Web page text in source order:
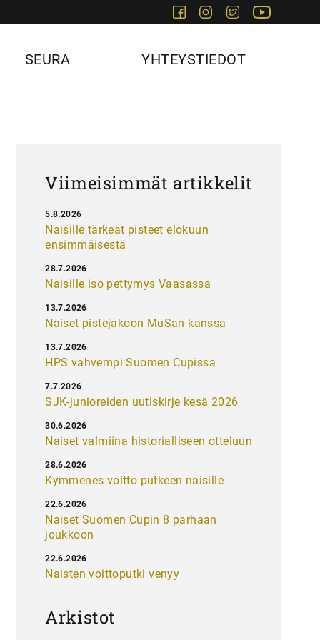
FacebookInstagram
Twitter
SEURA YHTEYSTIEDOT
Viimeisimmät artikkelit
Naisille tärkeät pisteet elokuun
ensimmäisestä
5.8.2026
Naisille iso pettymys Vaasassa
28.7.2026
Naiset pistejakoon MuSan kanssa
13.7.2026
HPS vahvempi Suomen Cupissa
13.7.2026
SJK-junioreiden uutiskirje kesä 2026
7.7.2026
Naiset valmiina historialliseen otteluun
30.6.2026
Kymmenes voitto putkeen naisille
28.6.2026
Naiset Suomen Cupin 8 parhaan
joukkoon
22.6.2026
Naisten voittoputki venyy
22.6.2026
Arkistot